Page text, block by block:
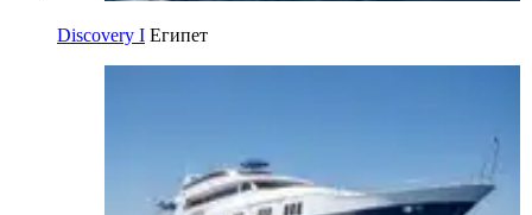
Discovery I Египет